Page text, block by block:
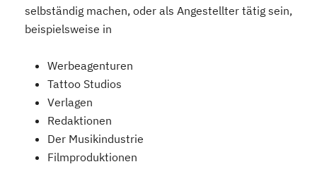
selbständig machen, oder als Angestellter tätig sein,
beispielsweise in
Werbeagenturen
Tattoo Studios
Verlagen
Redaktionen
Der Musikindustrie
Filmproduktionen